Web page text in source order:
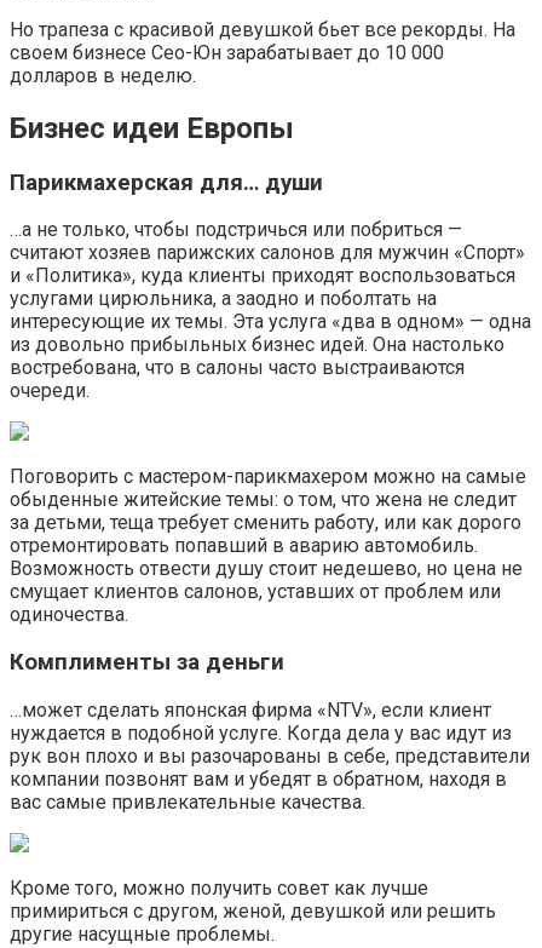
Но трапеза с красивой девушкой бьет все рекорды. На
своем бизнесе Сео-Юн зарабатывает до 10 000
долларов в неделю.
Бизнес идеи Европы
Парикмахерская для… души
…а не только, чтобы подстричься или побриться —
считают хозяев парижских салонов для мужчин «Спорт»
и «Политика», куда клиенты приходят воспользоваться
услугами цирюльника, а заодно и поболтать на
интересующие их темы. Эта услуга «два в одном» — одна
из довольно прибыльных бизнес идей. Она настолько
востребована, что в салоны часто выстраиваются
очереди.
Поговорить с мастером-парикмахером можно на самые
обыденные житейские темы: о том, что жена не следит
за детьми, теща требует сменить работу, или как дорого
отремонтировать попавший в аварию автомобиль.
Возможность отвести душу стоит недешево, но цена не
смущает клиентов салонов, уставших от проблем или
одиночества.
Комплименты за деньги
…может сделать японская фирма «NTV», если клиент
нуждается в подобной услуге. Когда дела у вас идут из
рук вон плохо и вы разочарованы в себе, представители
компании позвонят вам и убедят в обратном, находя в
вас самые привлекательные качества.
Кроме того, можно получить совет как лучше
примириться с другом, женой, девушкой или решить
другие насущные проблемы.